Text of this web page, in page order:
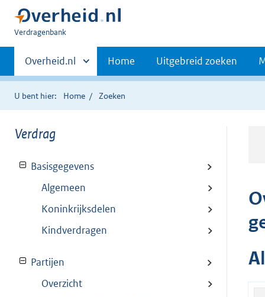
U
hier:
Verdragenbank
Primaire
navigatie
Andere
sites
binnen
Overheid.nl Home Uitgebreid zoeken
U bent hier: Home Zoeken
Verdrag
Basisgegevens
Algemeen
Koninkrijksdelen
Kindverdragen
Partijen
Overzicht